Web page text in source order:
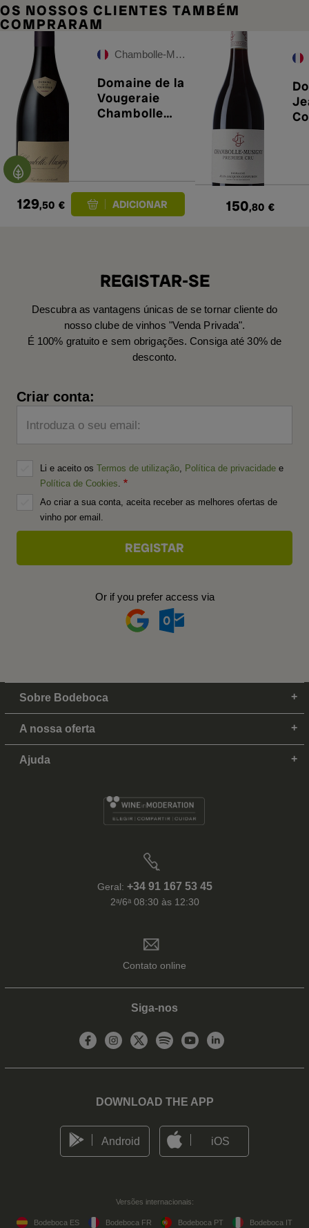
OS NOSSOS CLIENTES TAMBÉM
COMPRARAM
Chambolle-Musigny
Domaine de la
Vougeraie
Chambolle
129,50 € 150,80 €
REGISTAR-SE
Descubra as vantagens únicas de se tornar cliente do
nosso clube de vinhos "Venda Privada".
É 100% gratuito e sem obrigações. Consiga até 30% de
desconto.
Criar conta:
Introduza o seu email:
Li e aceito os Termos de utilização Política de privacidade e
Política de Cookies
Ao criar a sua conta, aceita receber as melhores ofertas de
vinho por email.
Or if you prefer access via
Sobre Bodeboca
A nossa oferta
Ajuda
Geral: +34 91 167 53 45
2ᵃ/6ᵃ 08:30 às 12:30
Contato online
Siga-nos
DOWNLOAD THE APP
Android iOS
Versões internacionais:
Bodeboca ES Bodeboca FR Bodeboca PT Bodeboca IT